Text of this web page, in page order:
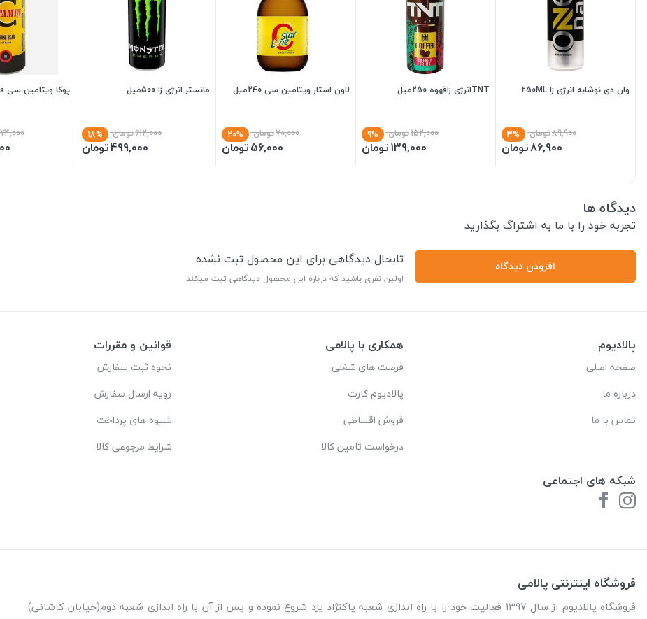
وان دی نوشابه انرژی زا 250ML
89,900تومان 3%
86,900تومان
TNTانرژی زاقهوه 250میل
152,000تومان 9%
139,000تومان
لاون استار ویتامین سی 240میل
70,000تومان 20%
56,000تومان
مانستر انرژی زا 500میل
612,000تومان 18%
499,000تومان
پوکا ویتامین سی قوطی
دیدگاه ها
تجربه خود را با ما به اشتراگ بگذارید
افزودن دیدگاه تابحال دیدگاهی برای این محصول ثبت نشده
اولین نفری باشید که درباره این محصول دیدگاهی ثبت میکند
پالادیوم
صفحه اصلی
درباره ما
تماس با ما
شبکه های اجتماعی
همکاری با پالامی
فرصت های شغلی
پالادیوم کارت
فروش اقساطی
درخواست تامین کالا
قوانین و مقررات
نحوه ثبت سفارش
رویه ارسال سفارش
شیوه های پرداخت
شرایط مرجوعی کالا
فروشگاه اینترنتی پالامی
فروشگاه پالادیوم از سال 1397 فعالیت خود را با راه اندازی شعبه پاکنژاد یزد شروع نموده و پس از آن با راه اندازی شعبه دوم(خیابان کاشانی)